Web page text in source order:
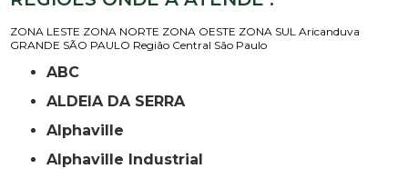
ZONA LESTE ZONA NORTE ZONA OESTE ZONA SUL Aricanduva
GRANDE SÃO PAULO Região Central São Paulo
ABC
ALDEIA DA SERRA
Alphaville
Alphaville Industrial